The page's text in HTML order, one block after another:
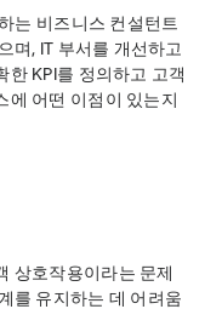
는 비즈니스 컨설턴트
며, IT 부서를 개선하고
한 KPI를 정의하고 고객
에 어떤 이점이 있는지
상호작용이라는 문제
를 유지하는 데 어려움